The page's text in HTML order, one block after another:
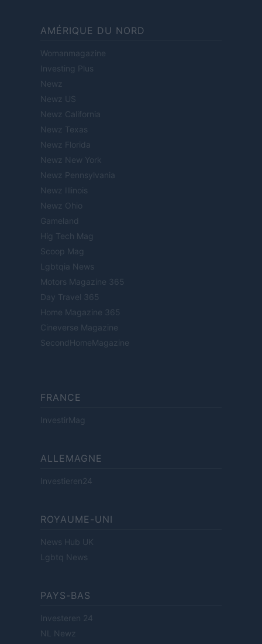
AMÉRIQUE DU NORD
Womanmagazine
Investing Plus
Newz
Newz US
Newz California
Newz Texas
Newz Florida
Newz New York
Newz Pennsylvania
Newz Illinois
Newz Ohio
Gameland
Hig Tech Mag
Scoop Mag
Lgbtqia News
Motors Magazine 365
Day Travel 365
Home Magazine 365
Cineverse Magazine
SecondHomeMagazine
FRANCE
InvestirMag
ALLEMAGNE
Investieren24
ROYAUME-UNI
News Hub UK
Lgbtq News
PAYS-BAS
Investeren 24
NL Newz